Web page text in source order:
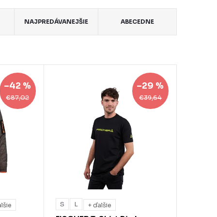
NAJPREDÁVANEJŠIE ABECEDNE
€87,02
–42 %
€39,64
–29 %
S L + ďalšie